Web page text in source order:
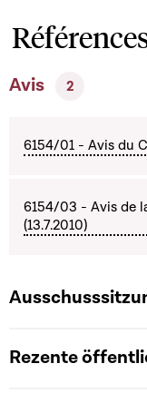
Avis 2
6154/01 - Avis du
6154/03 - Avis de
(13.7.2010)
Rezente